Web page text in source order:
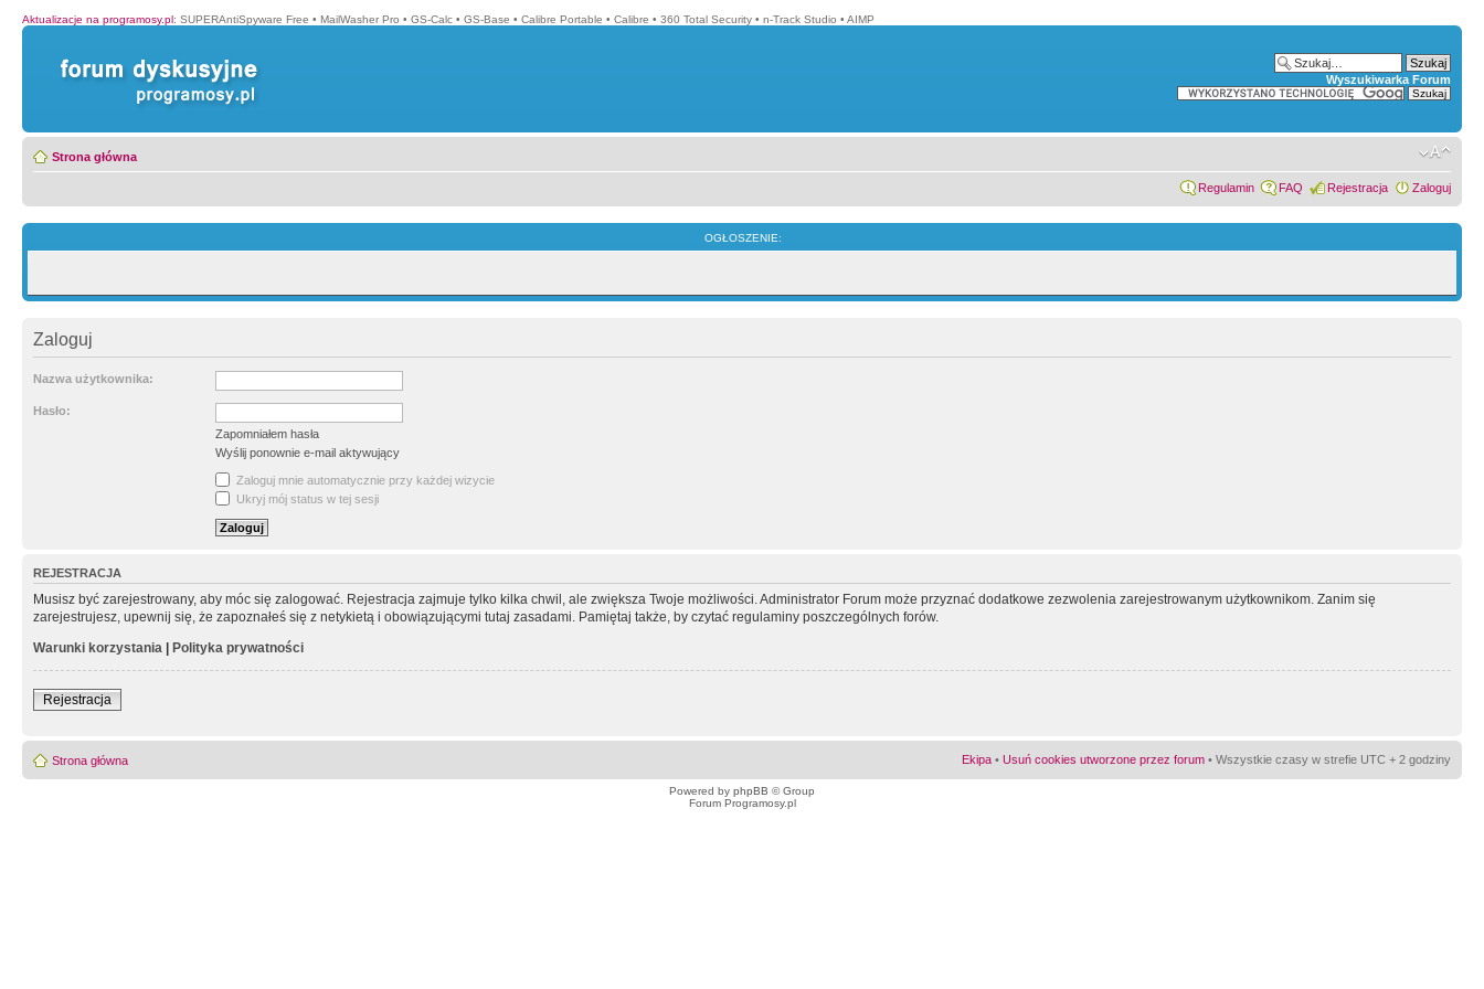
Aktualizacje na programosy.pl: SUPERAntiSpyware Free • MailWasher Pro • GS-Calc • GS-Base • Calibre Portable • Calibre • 360 Total Security • n-Track Studio • AIMP
Wyszukiwarka Forum
Strona główna
Regulamin FAQ Rejestracja Zaloguj
OGŁOSZENIE:
Zaloguj
Nazwa użytkownika:
Hasło:
Zapomniałem hasła
Wyślij ponownie e-mail aktywujący
Zaloguj mnie automatycznie przy każdej wizycie
Ukryj mój status w tej sesji
REJESTRACJA
Musisz być zarejestrowany, aby móc się zalogować. Rejestracja zajmuje tylko kilka chwil, ale zwiększa Twoje możliwości. Administrator Forum może przyznać dodatkowe zezwolenia zarejestrowanym użytkownikom. Zanim się
zarejestrujesz, upewnij się, że zapoznałeś się z netykietą i obowiązującymi tutaj zasadami. Pamiętaj także, by czytać regulaminy poszczególnych forów.
Warunki korzystania | Polityka prywatności
Rejestracja
Strona główna Ekipa • Usuń cookies utworzone przez forum • Wszystkie czasy w strefie UTC + 2 godziny
Powered by phpBB © Group
Forum Programosy.pl